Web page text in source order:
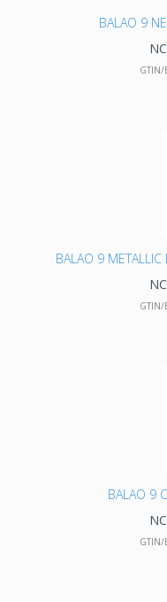
BALAO 9
GTIN/
BALAO 9
GTIN/
BALAO 9
GTIN/